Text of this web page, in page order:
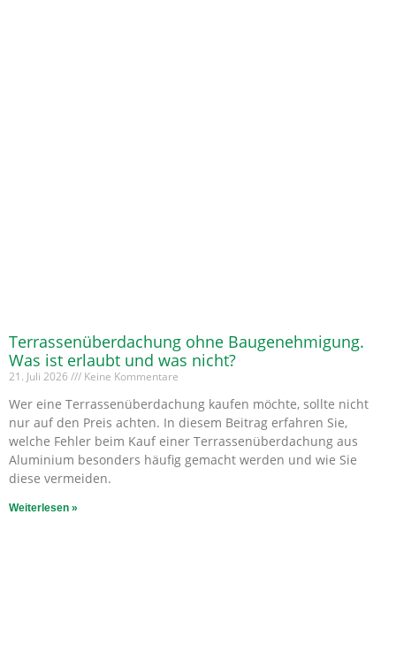
Terrassenüberdachung ohne Baugenehmigung.
Was ist erlaubt und was nicht?
21. Juli 2026 Keine Kommentare
Wer eine Terrassenüberdachung kaufen möchte, sollte nicht
nur auf den Preis achten. In diesem Beitrag erfahren Sie,
welche Fehler beim Kauf einer Terrassenüberdachung aus
Aluminium besonders häufig gemacht werden und wie Sie
diese vermeiden.
Weiterlesen »